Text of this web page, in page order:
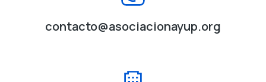
contacto@asociacionayup.org